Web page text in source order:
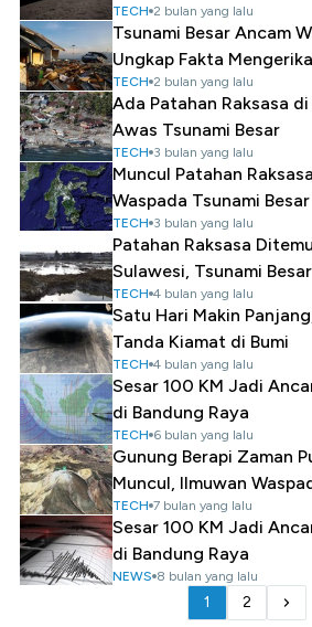
TECH 2 bulan yang lalu
Tsunami Besar Ancam
Ungkap Fakta
TECH 2 bulan yang lalu
Ada Patahan Raksasa
Awas Tsunami Besar
TECH 3 bulan yang lalu
Muncul Patahan
Waspada Tsunami Besar
TECH 3 bulan yang lalu
Patahan Raksasa
Sulawesi, Tsunami
TECH 4 bulan yang lalu
Satu Hari Makin
Tanda Kiamat di Bumi
TECH 4 bulan yang lalu
Sesar 100 KM Jadi
di Bandung Raya
TECH 6 bulan yang lalu
Gunung Berapi Zaman
Muncul, Ilmuwan
TECH 7 bulan yang lalu
Sesar 100 KM Jadi
di Bandung Raya
NEWS 8 bulan yang lalu
1 2